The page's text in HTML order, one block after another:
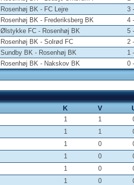
Rosenhøj BK - FC Lejre
3
Rosenhøj BK - Frederiksberg BK
4
Ølstykke FC - Rosenhøj BK
5
Rosenhøj BK - Solrød FC
2
Sundby BK - Rosenhøj BK
1
Rosenhøj BK - Nakskov BK 0
K
V
1 1
1 1
1 0
1 0
1 0
1 0